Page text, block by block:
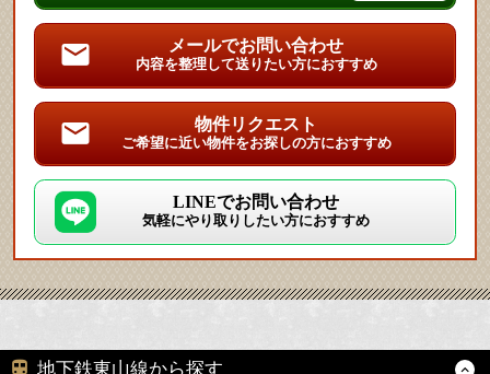
メールでお問い合わせ
内容を整理して送りたい方におすすめ
物件リクエスト
ご希望に近い物件をお探しの方におすすめ
LINEでお問い合わせ
気軽にやり取りしたい方におすすめ
地下鉄東山線から探す